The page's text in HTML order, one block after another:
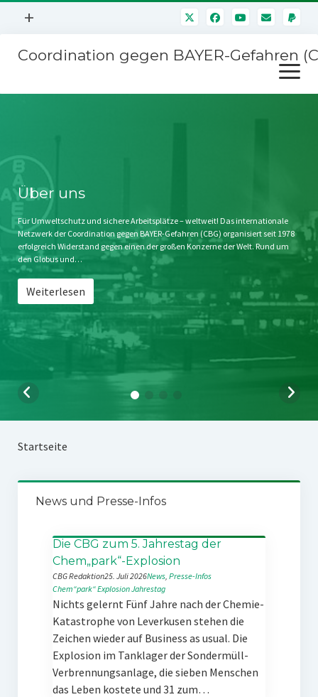
Menü
+
Mitmachen
Kontakt
Impressum
Störfälle
Coordination gegen BAYER-Gefahren
Menü
öffnen
Stichwort BAYER
Jahrestagung
SPENDEN
Über uns
Für Umweltschutz und sichere Arbeitsplätze – weltweit! Das internationale
Netzwerk der Coordination gegen BAYER-Gefahren (CBG) organisiert seit 1978
erfolgreich Widerstand gegen einen der großen Konzerne der Welt. Rund um
den Globus und…
Weiterlesen
Startseite
News und Presse-Infos
Die CBG zum 5. Jahrestag der
Chem„park“-Explosion
CBG Redaktion25. Juli 2026News, Presse-Infos
Chem“park“ExplosionJahrestag
Nichts gelernt Fünf Jahre nach der Chemie-
Katastrophe von Leverkusen stehen die
Zeichen wieder auf Business as usual. Die
Explosion im Tanklager der Sondermüll-
Verbrennungsanlage, die sieben Menschen
das Leben kostete und 31 zum…